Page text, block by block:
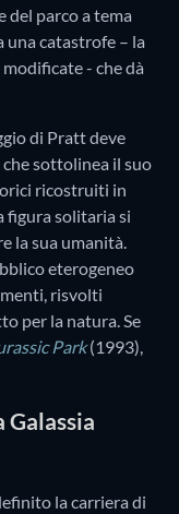
del parco a tema
una catastrofe – la
- che dà
di Pratt deve
sottolinea il suo
ricostruiti in
figura solitaria si
la sua umanità.
eterogeneo
risvolti
per la natura. Se
Park(1993),
la carriera di